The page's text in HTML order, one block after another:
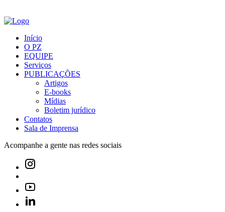
Início
O PZ
EQUIPE
Serviços
PUBLICAÇÕES
Artigos
E-books
Mídias
Boletim jurídico
Contatos
Sala de Imprensa
Acompanhe a gente nas redes sociais